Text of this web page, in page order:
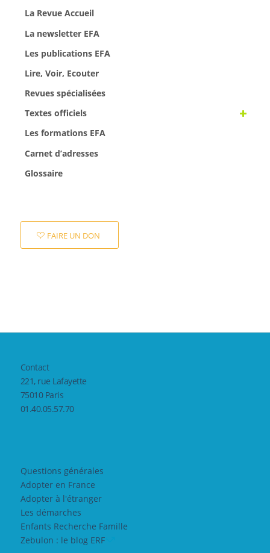
La Revue Accueil
La newsletter EFA
Les publications EFA
Lire, Voir, Ecouter
Revues spécialisées
Textes officiels
Les formations EFA
Carnet d’adresses
Glossaire
FAIRE UN DON
Contact
221, rue Lafayette
75010 Paris
01.40.05.57.70
Questions générales
Adopter en France
Adopter à l'étranger
Les démarches
Enfants Recherche Famille
Zebulon : le blog ERF